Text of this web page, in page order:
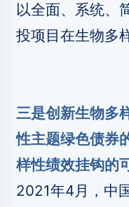
以全面、系统、
投项目在生物多
三是创新生物多
性主题绿色债券
样性绩效挂钩的
2021年4月，中